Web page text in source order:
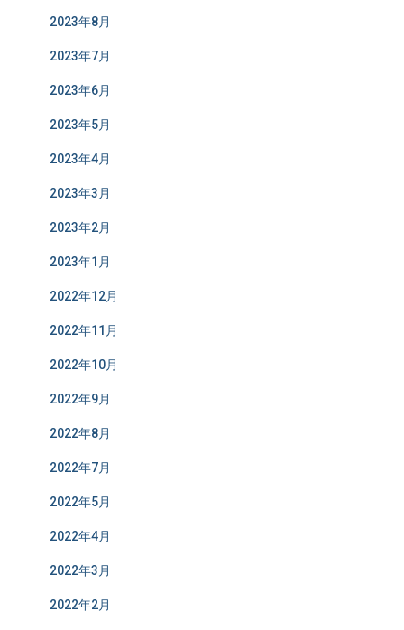
2023年8月
2023年7月
2023年6月
2023年5月
2023年4月
2023年3月
2023年2月
2023年1月
2022年12月
2022年11月
2022年10月
2022年9月
2022年8月
2022年7月
2022年5月
2022年4月
2022年3月
2022年2月